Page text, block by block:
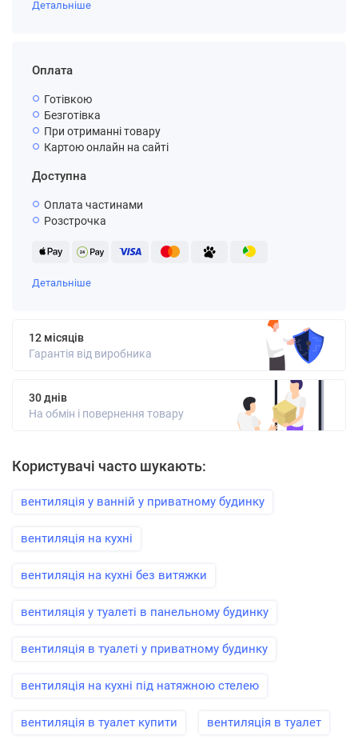
Детальніше
Оплата
Готівкою
Безготівка
При отриманні товару
Картою онлайн на сайті
Доступна
Оплата частинами
Розстрочка
Детальніше
12 місяців
Гарантія від виробника
30 днів
На обмін і повернення товару
Користувачі часто шукають:
вентиляція у ванній у приватному будинку
вентиляція на кухні
вентиляція на кухні без витяжки
вентиляція у туалеті в панельному будинку
вентиляція в туалеті у приватному будинку
вентиляція на кухні під натяжною стелею
вентиляція в туалет купити вентиляція в туалет